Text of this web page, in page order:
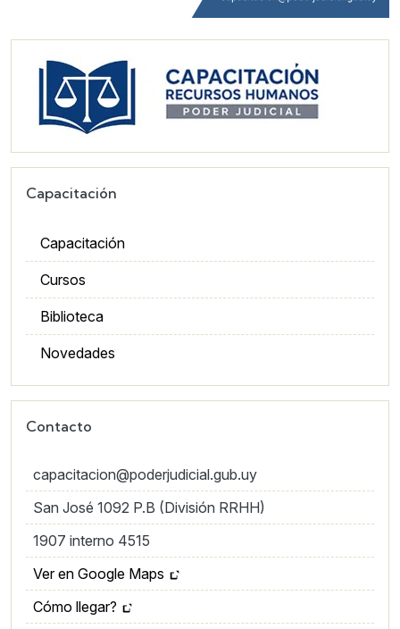
Imagen
Capacitación
Capacitación
Cursos
Biblioteca
Novedades
Contacto
capacitacion@poderjudicial.gub.uy
San José 1092 P.B (División RRHH)
1907 interno 4515
Ver en Google Maps
Cómo llegar?